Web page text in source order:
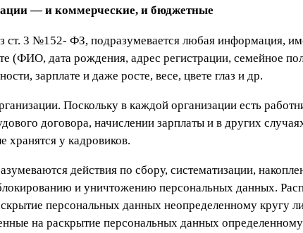
— и коммерческие, и бюджетные
ст. 3 №152- ФЗ, подразумевается любая информация,
(ФИО, дата рождения, адрес регистрации, семейное
зарплате и даже росте, весе, цвете глаз и др.
Поскольку в каждой организации есть
договора, начислении зарплаты и в других
хранятся у кадровиков.
действия по сбору, систематизации,
и уничтожению персональных данных.
персональных данных неопределенному кругу
на раскрытие персональных данных